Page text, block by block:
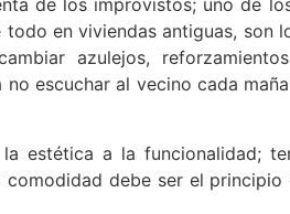
de los improvistos; uno de
todo en viviendas antiguas, son
azulejos,
no escuchar al vecino cada
estética a la funcionalidad;
comodidad debe ser el